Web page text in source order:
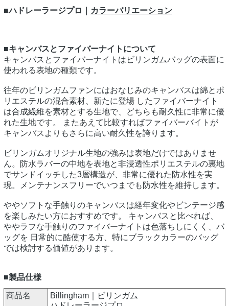
■ハドレーラージプロ｜ カラーバリエーション
■キャンバスとファイバーナイトについて
キャンバスとファイバーナイトはビリンガムバッグの表面に
使われる表地の種類です。
往年のビリンガムファンにはおなじみのキャンバスは綿とポ
リエステルの混合素材、新たに登場 したファイバーナイト
は合成繊維を素材とする生地で、どちらも耐久性に非常に優
れた生地です。 またあえて比較すればファイバーバイトが
キャンバスよりもさらに高い耐久性を誇ります。
ビリンガムオリジナル生地の強みは表地だけではありませ
ん。防水ラバーの中地を表地と非浸透性ポリエステルの裏地
でサンドイッチした3層構造が、非常に優れた防水性を実
現。メンテナンスフリーでいつまでも防水性を維持します。
ややソフトな手触りのキャンバスは経年変化やビンテージ感
を楽しみたい方におすすめです。 キャンバスと比べれば、
ややラフな手触りのファイバーナイトは色落ちしにくく、バ
ッグを 日常的に酷使する方、特にブラックカラーのバッグ
では検討する価値があります。
■製品仕様
商品名
Billingham｜ビリンガム